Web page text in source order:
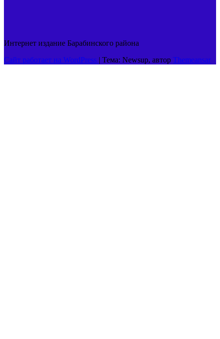
Интернет издание Барабинского района
Сайт работает на WordPress | Тема: Newsup, автор Themeansar